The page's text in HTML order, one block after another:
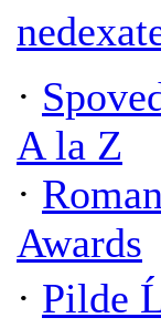
·
A la Z
·
Awards
· Pilde